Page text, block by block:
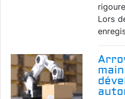
Lors